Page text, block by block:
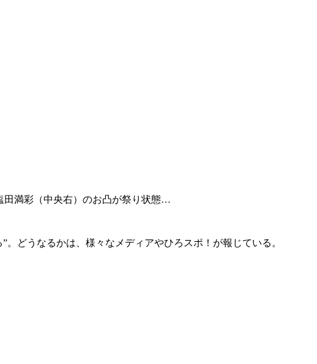
田満彩（中央右）のお凸が祭り状態…
どうなるかは、様々なメディアやひろスポ！が報じている。